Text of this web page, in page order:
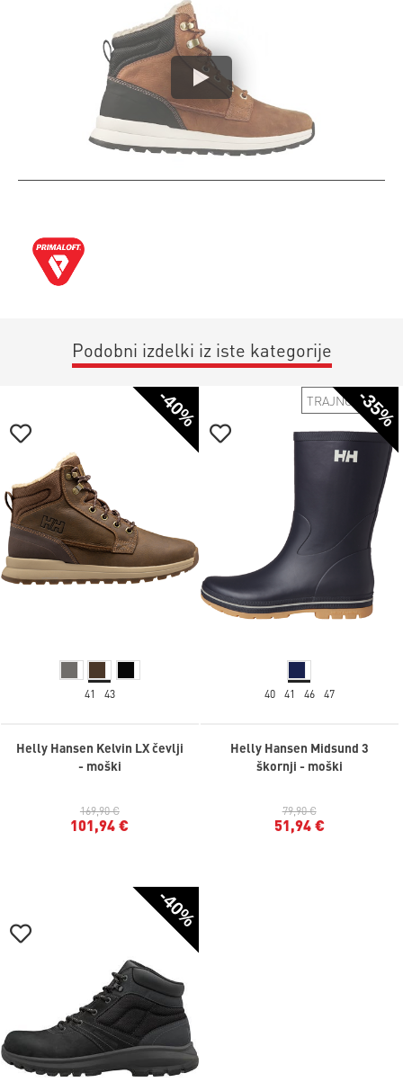
Podobni izdelki iz iste kategorije
-40%
41 43
Helly Hansen Kelvin LX čevlji
- moški
169,90 €
101,94 €
-35%
TRAJNOSTNO
40 41 46 47
Helly Hansen Midsund 3
škornji - moški
79,90 €
51,94 €
-40%